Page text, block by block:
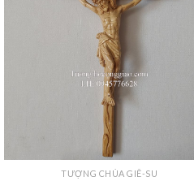
TƯỢNG CHÚA GIÊ-SU